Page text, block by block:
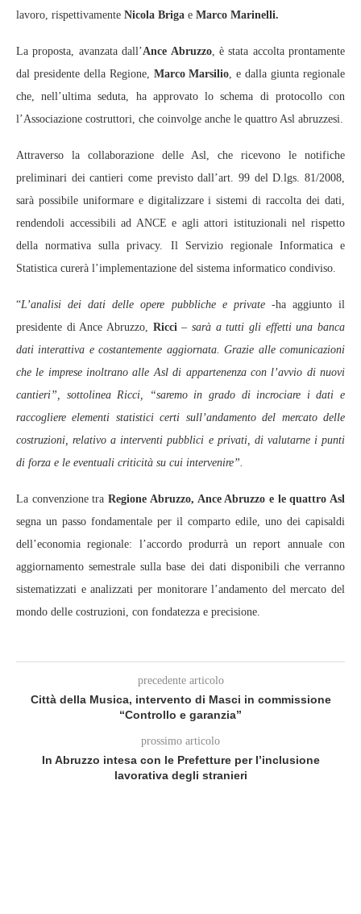
lavoro, rispettivamente Nicola Briga e Marco Marinelli.
La proposta, avanzata dall’Ance Abruzzo, è stata accolta prontamente
dal presidente della Regione, Marco Marsilio, e dalla giunta regionale
che, nell’ultima seduta, ha approvato lo schema di protocollo con
l’Associazione costruttori, che coinvolge anche le quattro Asl abruzzesi.
Attraverso la collaborazione delle Asl, che ricevono le notifiche
preliminari dei cantieri come previsto dall’art. 99 del D.lgs. 81/2008,
sarà possibile uniformare e digitalizzare i sistemi di raccolta dei dati,
rendendoli accessibili ad ANCE e agli attori istituzionali nel rispetto
della normativa sulla privacy. Il Servizio regionale Informatica e
Statistica curerà l’implementazione del sistema informatico condiviso.
“L’analisi dei dati delle opere pubbliche e private-ha aggiunto il
presidente di Ance Abruzzo, Ricci–sarà a tutti gli effetti una banca
dati interattiva e costantemente aggiornata. Grazie alle comunicazioni
che le imprese inoltrano alle Asl di appartenenza con l’avvio di nuovi
cantieri”, sottolinea Ricci, “saremo in grado di incrociare i dati e
raccogliere elementi statistici certi sull’andamento del mercato delle
costruzioni, relativo a interventi pubblici e privati, di valutarne i punti
di forza e le eventuali criticità su cui intervenire”.
La convenzione tra Regione Abruzzo, Ance Abruzzo e le quattro Asl
segna un passo fondamentale per il comparto edile, uno dei capisaldi
dell’economia regionale: l’accordo produrrà un report annuale con
aggiornamento semestrale sulla base dei dati disponibili che verranno
sistematizzati e analizzati per monitorare l’andamento del mercato del
mondo delle costruzioni, con fondatezza e precisione.
precedente articolo
Città della Musica, intervento di Masci in commissione
“Controllo e garanzia”
prossimo articolo
In Abruzzo intesa con le Prefetture per l’inclusione
lavorativa degli stranieri